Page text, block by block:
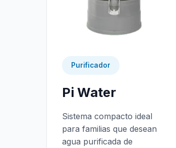
Purificador
Pi Water
Sistema compacto ideal
para familias que desean
agua purificada de